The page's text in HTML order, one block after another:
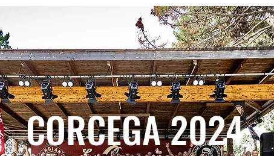
CORCEGA 2024